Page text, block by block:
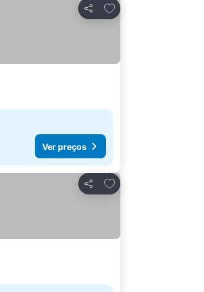
Partilhar
Adicionar aos favoritos
Ver preços
Partilhar
Adicionar aos favoritos